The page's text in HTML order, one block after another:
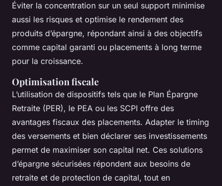
Éviter la concentration sur un seul support minimise
aussi les risques et optimise le rendement des
produits d’épargne, répondant ainsi à des objectifs
comme capital garanti ou placements à long terme
pour la croissance.
Optimisation fiscale
L’utilisation de dispositifs tels que le Plan Épargne
Retraite (PER), le PEA ou les SCPI offre des
avantages fiscaux des placements. Adapter le timing
des versements et bien déclarer ses investissements
permet de maximiser son capital net. Ces solutions
d’épargne sécurisées répondent aux besoins de
retraite et de protection de capital, tout en